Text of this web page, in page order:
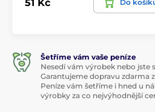
51 Kč Do
Šetříme vám vaše peníze
Nesedí vám výrobek nebo jste
Garantujeme dopravu zdarma
Peníze vám šetříme i hned u
výrobky za co nejvýhodnější